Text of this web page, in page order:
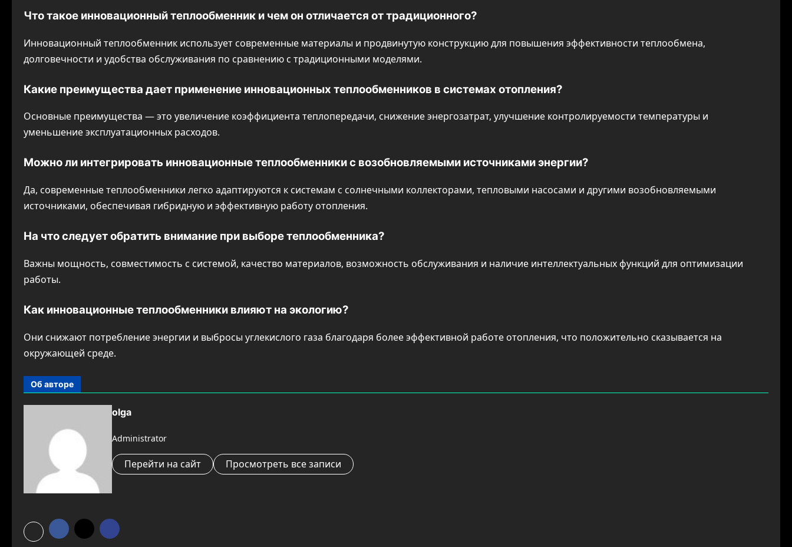
Что такое инновационный теплообменник и чем он отличается от традиционного?
Инновационный теплообменник использует современные материалы и продвинутую конструкцию для повышения эффективности теплообмена,
долговечности и удобства обслуживания по сравнению с традиционными моделями.
Какие преимущества дает применение инновационных теплообменников в системах отопления?
Основные преимущества — это увеличение коэффициента теплопередачи, снижение энергозатрат, улучшение контролируемости температуры и
уменьшение эксплуатационных расходов.
Можно ли интегрировать инновационные теплообменники с возобновляемыми источниками энергии?
Да, современные теплообменники легко адаптируются к системам с солнечными коллекторами, тепловыми насосами и другими возобновляемыми
источниками, обеспечивая гибридную и эффективную работу отопления.
На что следует обратить внимание при выборе теплообменника?
Важны мощность, совместимость с системой, качество материалов, возможность обслуживания и наличие интеллектуальных функций для оптимизации
работы.
Как инновационные теплообменники влияют на экологию?
Они снижают потребление энергии и выбросы углекислого газа благодаря более эффективной работе отопления, что положительно сказывается на
окружающей среде.
Об авторе
olga
Administrator
Перейти на сайт Просмотреть все записи